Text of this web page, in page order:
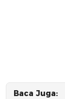
Baca Juga: